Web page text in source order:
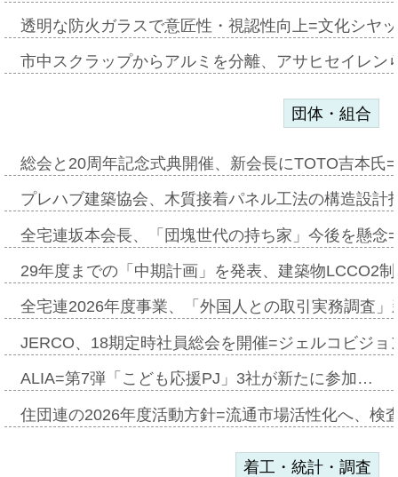
透明な防火ガラスで意匠性・視認性向上=文化シヤ
市中スクラップからアルミを分離、アサヒセイレ
団体・組合
総会と20周年記念式典開催、新会長にTOTO吉本氏
プレハブ建築協会、木質接着パネル工法の構造設
全宅連坂本会長、「団塊世代の持ち家」今後を懸
29年度までの「中期計画」を発表、建築物LCCO2
全宅連2026年度事業、「外国人との取引実務調査
JERCO、18期定時社員総会を開催=ジェルコビジ
ALIA=第7弾「こども応援PJ」3社が新たに参加…
住団連の2026年度活動方針=流通市場活性化へ、検
着工・統計・調査